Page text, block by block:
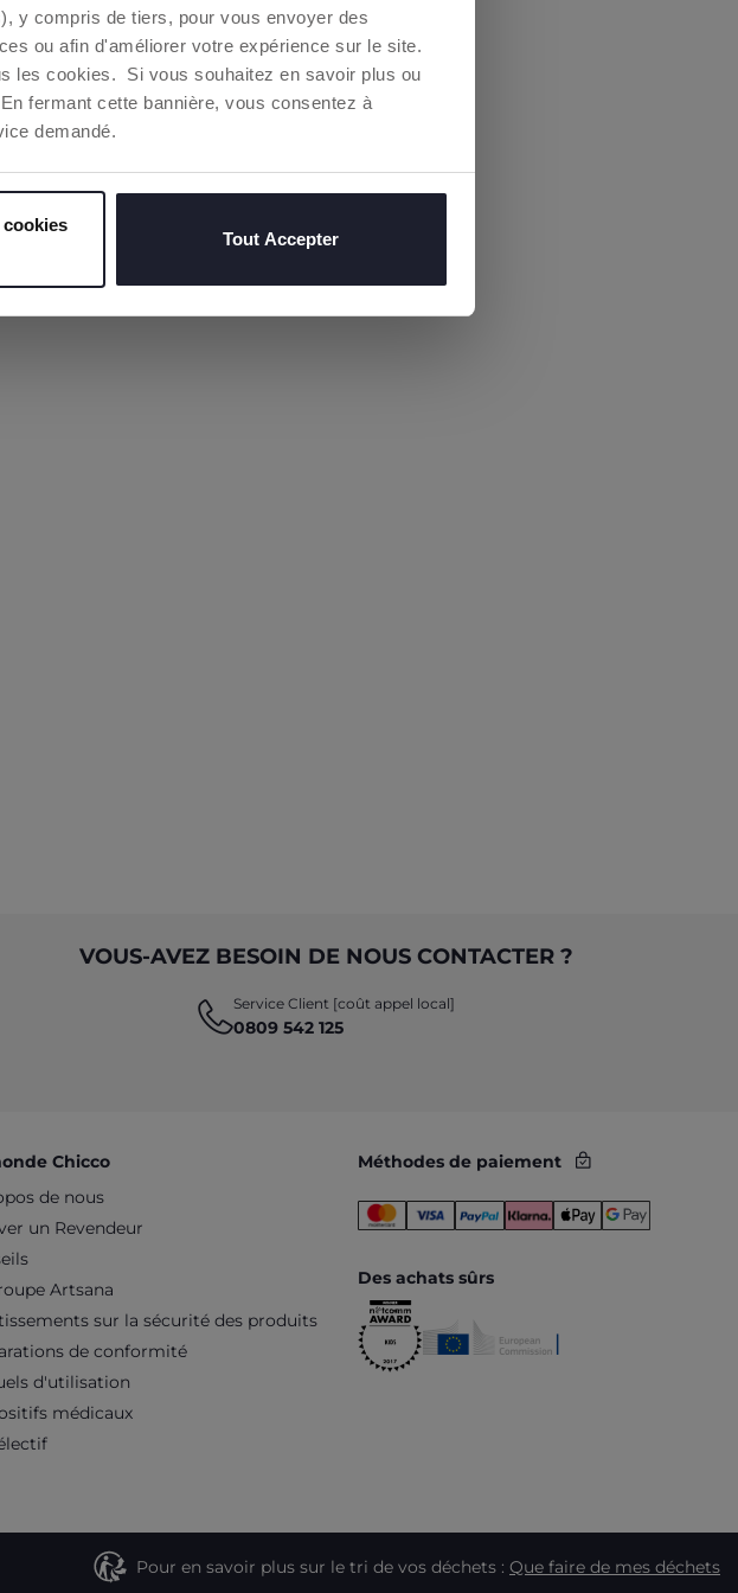
y compris de tiers, pour vous envoyer des
ou afin d'améliorer votre expérience sur le site.
les cookies. Si vous souhaitez en savoir plus ou
fermant cette bannière, vous consentez à
demandé.
Tout Accepter
VOUS-AVEZ BESOIN DE NOUS CONTACTER ?
Service Client [coût appel local]
0809 542 125
Chicco
de nous
un Revendeur
Artsana
sur la sécurité des produits
de conformité
d'utilisation
médicaux
Méthodes de paiement
Des achats sûrs
Pour en savoir plus sur le tri de vos déchets : Que faire de mes déchets
les termes de la
politique de